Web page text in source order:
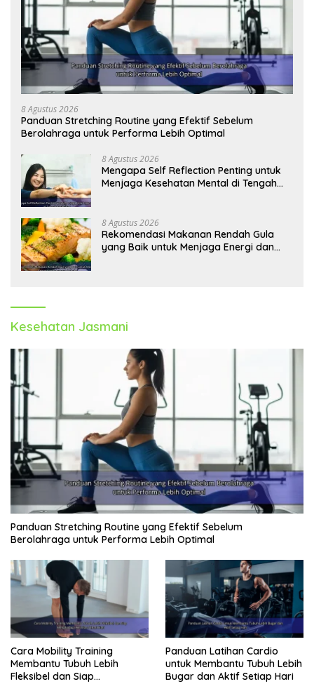
8 Agustus 2026
Panduan Stretching Routine yang Efektif Sebelum
Berolahraga untuk Performa Lebih Optimal
8 Agustus 2026
Mengapa Self Reflection Penting untuk
Menjaga Kesehatan Mental di Tengah
8 Agustus 2026
Rekomendasi Makanan Rendah Gula
yang Baik untuk Menjaga Energi dan
Kesehatan Jasmani
Panduan Stretching Routine yang Efektif Sebelum
Berolahraga untuk Performa Lebih Optimal
Cara Mobility Training
Membantu Tubuh Lebih
Fleksibel dan Siap
Panduan Latihan Cardio
untuk Membantu Tubuh Lebih
Bugar dan Aktif Setiap Hari